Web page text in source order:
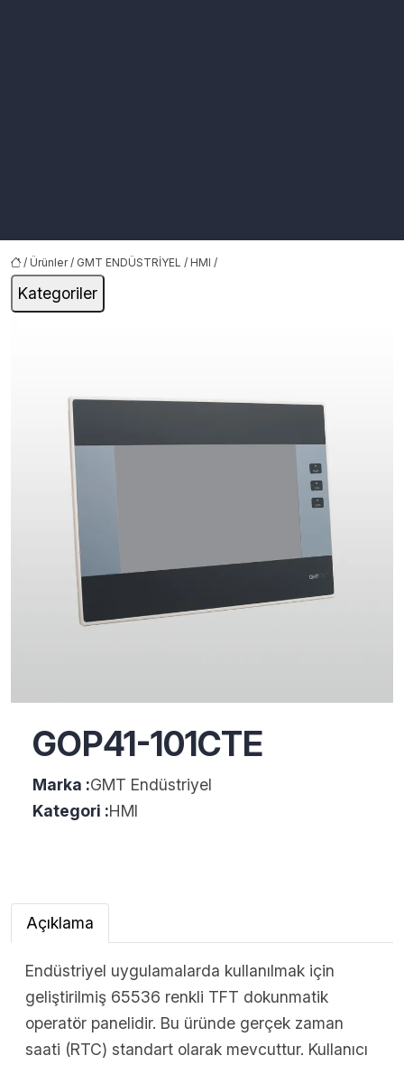
/ Ürünler/ GMT ENDÜSTRİYEL / HMI /
Kategoriler
GOP41-101CTE
Marka :GMT Endüstriyel
Kategori :HMI
Açıklama
Endüstriyel uygulamalarda kullanılmak için
geliştirilmiş 65536 renkli TFT dokunmatik
operatör panelidir. Bu üründe gerçek zaman
saati (RTC) standart olarak mevcuttur. Kullanıcı